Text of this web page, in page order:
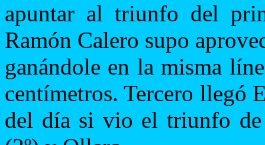
apuntar al triunfo del
Ramón Calero supo
ganándole en la misma
centímetros. Tercero llegó
del día si vio el triunfo de